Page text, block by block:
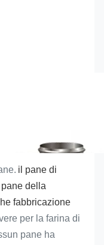
il pane di
della
fabbricazione
per la farina di
pane ha